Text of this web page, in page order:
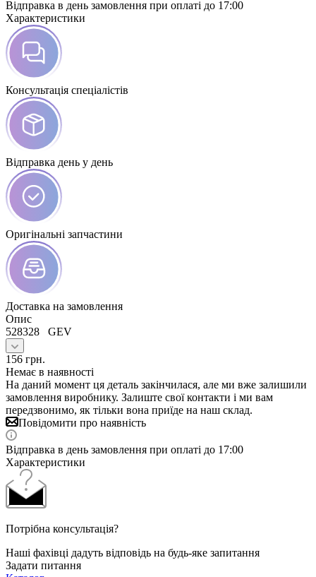
Відправка в день замовлення при оплаті до 17:00
Характеристики
Консультація спеціалістів
Відправка день у день
Оригінальні запчастини
Доставка на замовлення
Опис
528328 GEV
156 грн.
Немає в наявності
На даний момент ця деталь закінчилася, але ми вже залишили
замовлення виробнику. Залиште свої контакти і ми вам
передзвонимо, як тільки вона приїде на наш склад.
Повідомити про наявність
Відправка в день замовлення при оплаті до 17:00
Характеристики
Потрібна консультація?
Наші фахівці дадуть відповідь на будь-яке запитання
Задати питання